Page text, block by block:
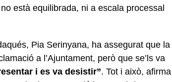
està equilibrada, ni a escala processal
Pia Serinyana, ha assegurat que la
a l’Ajuntament, però que se’ls va
i es va desistir”. Tot i això, afirma